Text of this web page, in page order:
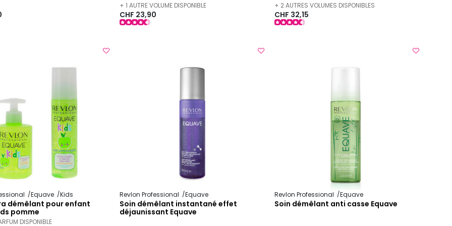
+ 1 AUTRE VOLUME DISPONIBLE
CHF 23,90
+ 2 AUTRES VOLUMES DISPONIBLES
CHF 32,15
Equave Kids
démêlant pour enfant
pomme
DISPONIBLE
Revlon Professional Equave
Soin démêlant instantané effet
déjaunissant Equave
Revlon Professional Equave
Soin démêlant anti casse Equave